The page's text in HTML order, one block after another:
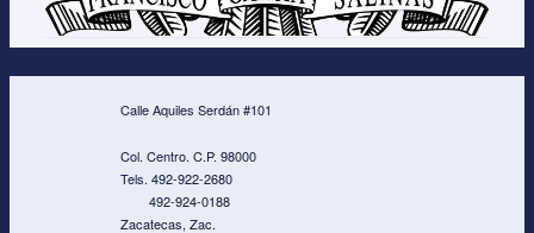
Calle Aquiles Serdán #101
Col. Centro. C.P. 98000
Tels. 492-922-2680
492-924-0188
Zacatecas, Zac.